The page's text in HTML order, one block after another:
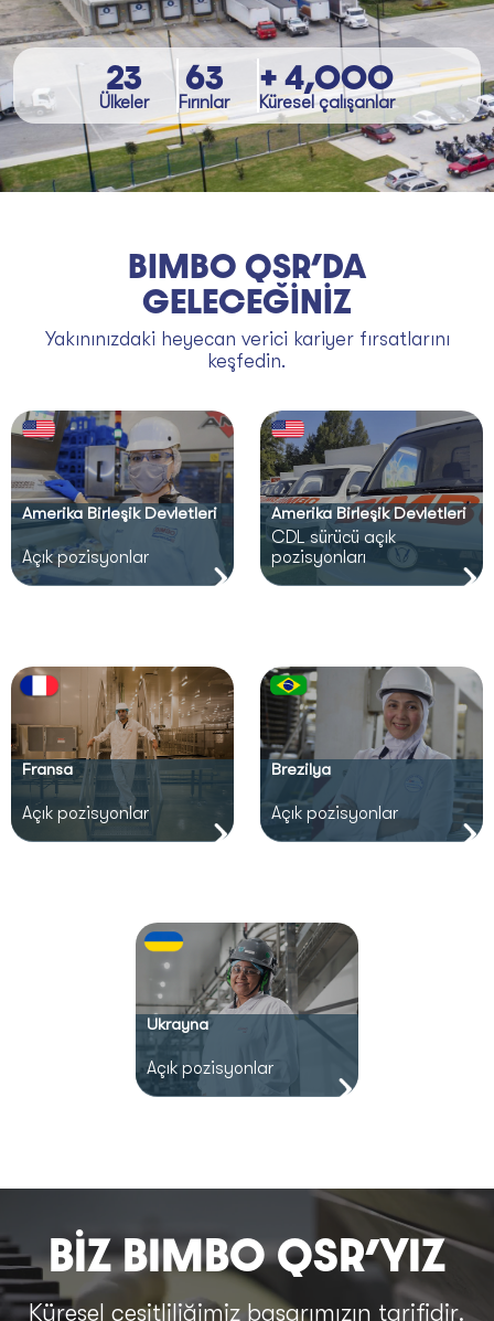
23
Ülkeler
63
Fırınlar
+ 4,000
Küresel çalışanlar
BIMBO QSR’DA
GELECEĞİNİZ
Yakınınızdaki heyecan verici kariyer fırsatlarını
keşfedin.
Amerika Birleşik Devletleri
Açık pozisyonlar
Amerika Birleşik Devletleri
CDL sürücü açık
pozisyonları
Fransa
Açık pozisyonlar
Brezilya
Açık pozisyonlar
Ukrayna
Açık pozisyonlar
BİZ BIMBO QSR’YIZ
Küresel çeşitliliğimiz başarımızın tarifidir.